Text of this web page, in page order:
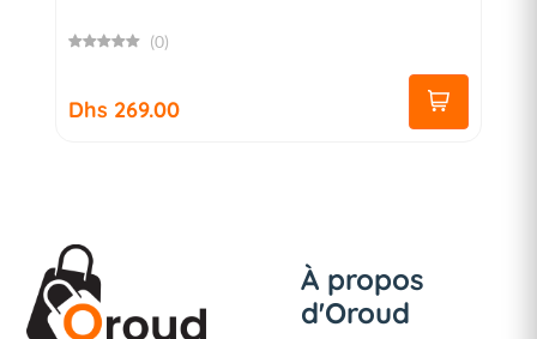
(0)
Dhs 269.00
À propos
d'Oroud